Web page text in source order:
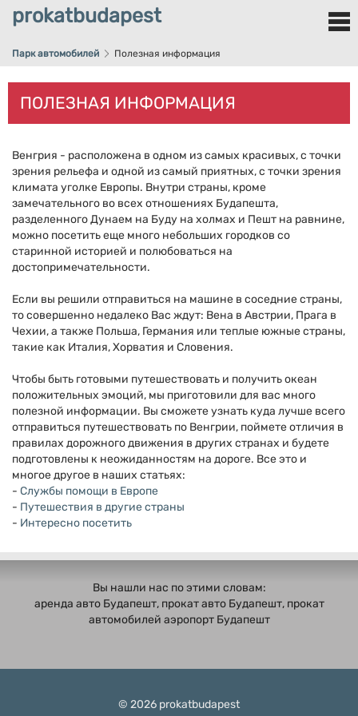
prokatbudapest
Парк автомобилей Полезная информация
ПОЛЕЗНАЯ ИНФОРМАЦИЯ
Венгрия - расположена в одном из самых красивых, с точки
зрения рельефа и одной из самый приятных, с точки зрения
климата уголке Европы. Внутри страны, кроме
замечательного во всех отношениях Будапешта,
разделенного Дунаем на Буду на холмах и Пешт на равнине,
можно посетить еще много небольших городков со
старинной историей и полюбоваться на
достопримечательности.
Если вы решили отправиться на машине в соседние страны,
то совершенно недалеко Вас ждут: Вена в Австрии, Прага в
Чехии, а также Польша, Германия или теплые южные страны,
такие как Италия, Хорватия и Словения.
Чтобы быть готовыми путешествовать и получить океан
положительных эмоций, мы приготовили для вас много
полезной информации. Вы сможете узнать куда лучше всего
отправиться путешествовать по Венгрии, поймете отличия в
правилах дорожного движения в других странах и будете
подготовлены к неожиданностям на дороге. Все это и
многое другое в наших статьях:
- Службы помощи в Европе
- Путешествия в другие страны
- Интересно посетить
Вы нашли нас по этими словам:
аренда авто Будапешт, прокат авто Будапешт, прокат
автомобилей аэропорт Будапешт
© 2026 prokatbudapest